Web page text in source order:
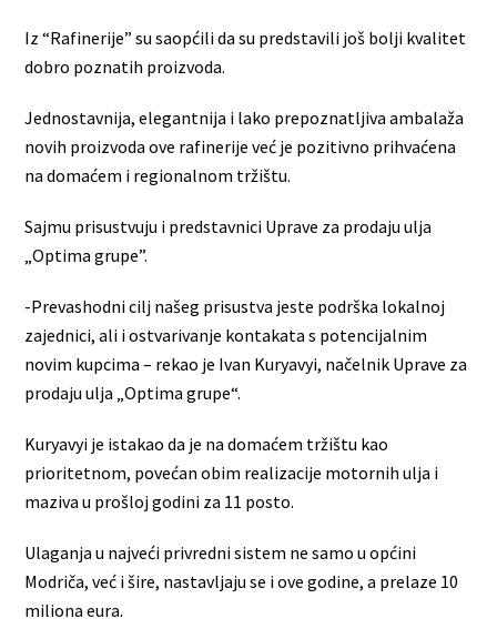
Iz “Rafinerije” su saopćili da su predstavili još bolji kvalitet
dobro poznatih proizvoda.
Jednostavnija, elegantnija i lako prepoznatljiva ambalaža
novih proizvoda ove rafinerije već je pozitivno prihvaćena
na domaćem i regionalnom tržištu.
Sajmu prisustvuju i predstavnici Uprave za prodaju ulja
„Optima grupe”.
-Prevashodni cilj našeg prisustva jeste podrška lokalnoj
zajednici, ali i ostvarivanje kontakata s potencijalnim
novim kupcima – rekao je Ivan Kuryavyi, načelnik Uprave za
prodaju ulja „Optima grupe“.
Kuryavyi je istakao da je na domaćem tržištu kao
prioritetnom, povećan obim realizacije motornih ulja i
maziva u prošloj godini za 11 posto.
Ulaganja u najveći privredni sistem ne samo u općini
Modriča, već i šire, nastavljaju se i ove godine, a prelaze 10
miliona eura.